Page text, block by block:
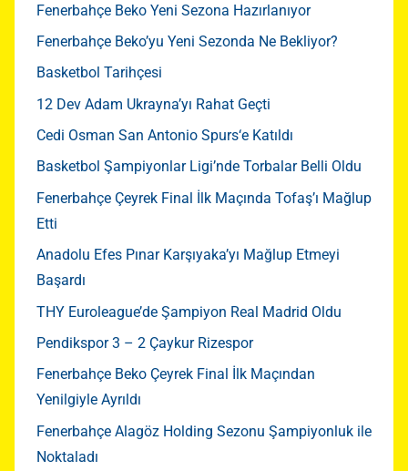
Fenerbahçe Beko Yeni Sezona Hazırlanıyor
Fenerbahçe Beko’yu Yeni Sezonda Ne Bekliyor?
Basketbol Tarihçesi
12 Dev Adam Ukrayna’yı Rahat Geçti
Cedi Osman San Antonio Spurs‘e Katıldı
Basketbol Şampiyonlar Ligi’nde Torbalar Belli Oldu
Fenerbahçe Çeyrek Final İlk Maçında Tofaş’ı Mağlup
Etti
Anadolu Efes Pınar Karşıyaka’yı Mağlup Etmeyi
Başardı
THY Euroleague’de Şampiyon Real Madrid Oldu
Pendikspor 3 – 2 Çaykur Rizespor
Fenerbahçe Beko Çeyrek Final İlk Maçından
Yenilgiyle Ayrıldı
Fenerbahçe Alagöz Holding Sezonu Şampiyonluk ile
Noktaladı